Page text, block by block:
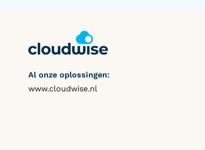
Al onze oplossingen:
www.cloudwise.nl